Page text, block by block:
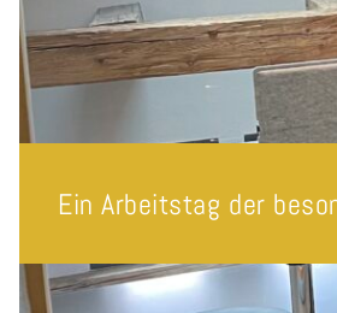
Ein Arbeitstag der